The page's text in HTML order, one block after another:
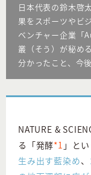
日本代表の鈴木啓
果をスポーツやビ
ベンチャー企業「
叢（そう）が秘め
分かったこと、今
NATURE &
る「発酵*1 」と
生み出す藍染め、